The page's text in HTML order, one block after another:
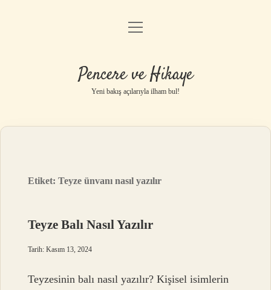
Anasayfa
Yasal Uyarı
menüyü
Pencere ve Hikaye
Yeni bakış açılarıyla ilham bul!
Etiket:Teyze ünvanı nasıl yazılır
Teyze Balı Nasıl Yazılır
Tarih: Kasım 13, 2024
Teyzesinin balı nasıl yazılır? Kişisel isimlerin